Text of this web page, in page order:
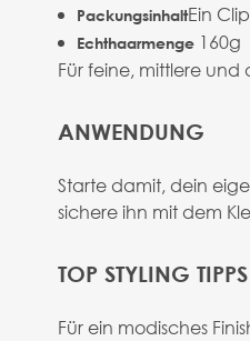
PackungsinhaltEin
Echthaarmenge 160g
Für feine, mittlere
ANWENDUNG
Starte damit, dein
sichere ihn mit dem
TOP STYLING TIPPS
Für ein modisches